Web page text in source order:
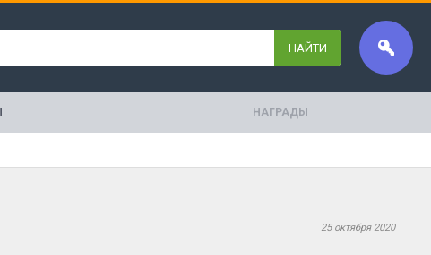
НАЙТИ
НАГРАДЫ
25 октября 2020